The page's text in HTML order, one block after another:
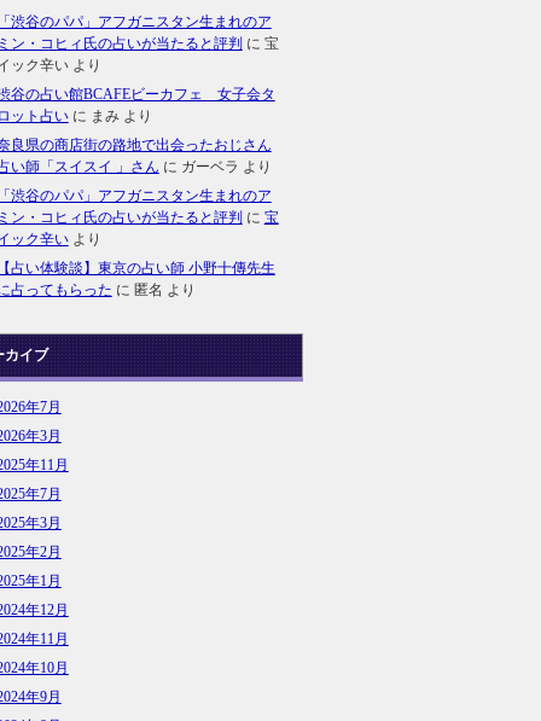
渋谷のパパ」アフガニスタン生まれのア
ン・コヒィ氏の占いが当たると評判 に 宝
ック辛いより
谷の占い館BCAFEビーカフェ 女子会タ
ット占いに まみより
良県の商店街の路地で出会ったおじさん
い師「スイスイ 」さん に ガーベラ より
渋谷のパパ」アフガニスタン生まれのア
ン・コヒィ氏の占いが当たると評判 に 宝
ック辛いより
占い体験談】東京の占い師 小野十傳先生
占ってもらった に 匿名 より
カイブ
年7月
年3月
年11月
年7月
年3月
年2月
年1月
年12月
年11月
年10月
年9月